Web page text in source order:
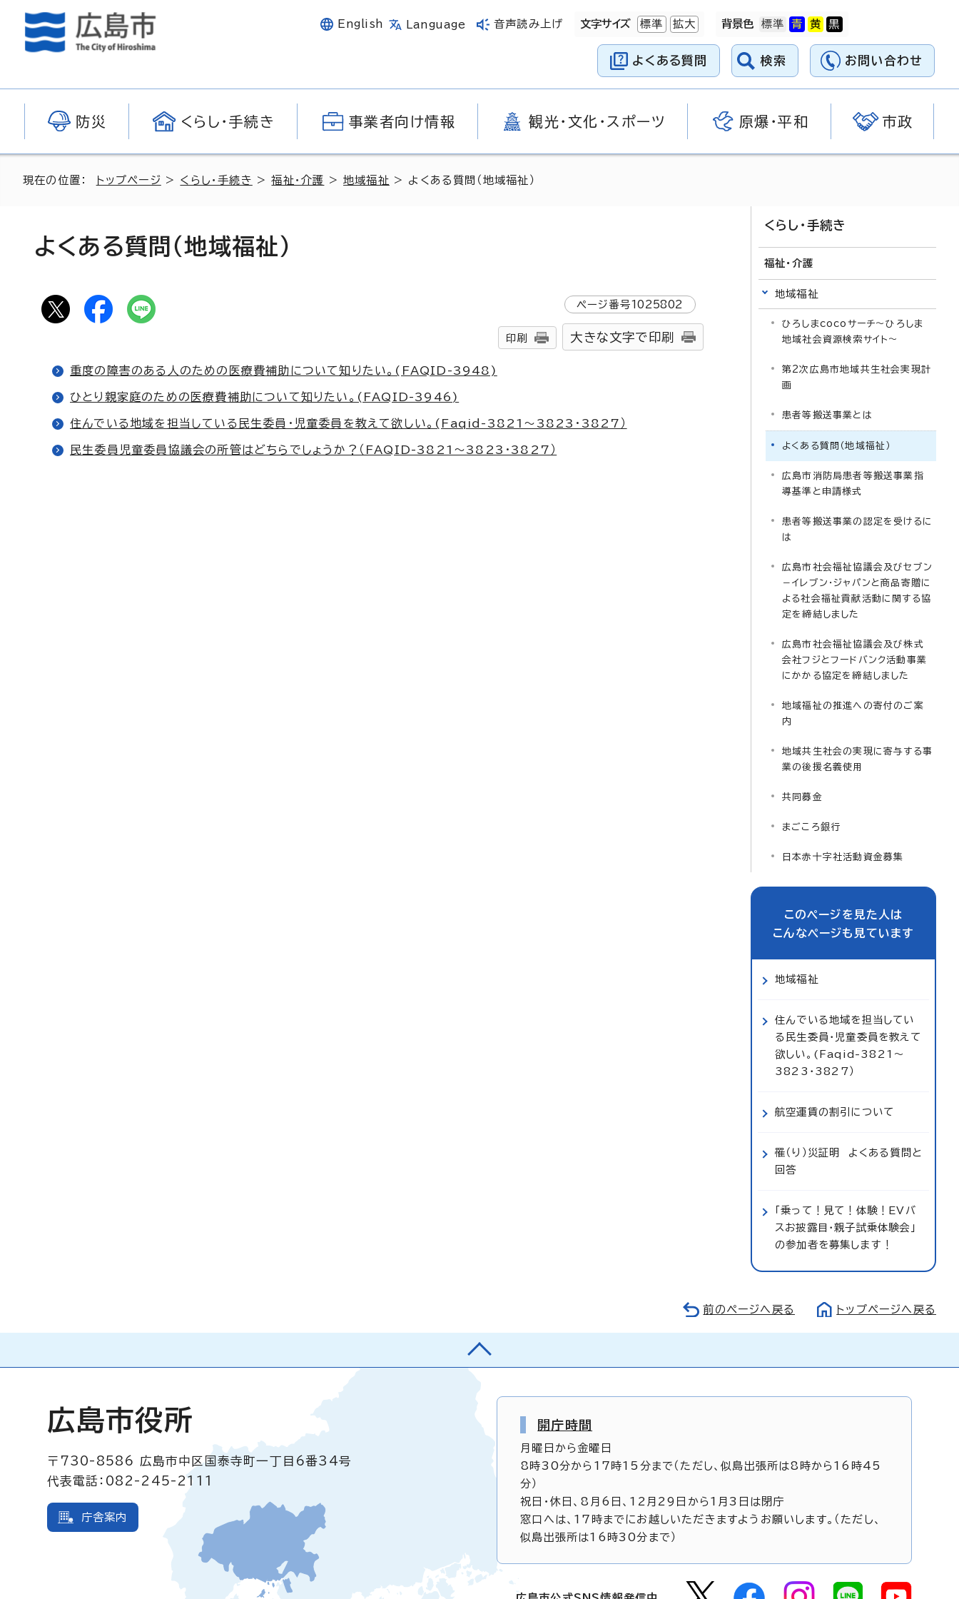
English Language 音声読み上げ 文字サイズ 標準 拡大 背景色
よくある質問 検索 お問い合わせ
防災 くらし・手続き 事業者向け情報 観光・文化・スポーツ 原爆・平和 市政
現在の位置： トップページ > くらし・手続き >福祉・介護 >地域福祉 > よくある質問（地域福祉）
よくある質問（地域福祉）
ページ番号1025802
印刷 大きな文字で印刷
重度の障害のある人のための医療費補助について知りたい。(FAQID-3948)
ひとり親家庭のための医療費補助について知りたい。(FAQID-3946)
住んでいる地域を担当している民生委員・児童委員を教えて欲しい。(Faqid-3821～3823・3827）
民生委員児童委員協議会の所管はどちらでしょうか？（FAQID-3821～3823・3827）
くらし・手続き
福祉・介護
地域福祉
ひろしまcocoサーチ～ひろしま
地域社会資源検索サイト～
第2次広島市地域共生社会実現計
画
患者等搬送事業とは
よくある質問（地域福祉）
広島市消防局患者等搬送事業指
導基準と申請様式
患者等搬送事業の認定を受けるに
は
広島市社会福祉協議会及びセブン
－イレブン・ジャパンと商品寄贈に
よる社会福祉貢献活動に関する協
定を締結しました
広島市社会福祉協議会及び株式
会社フジとフードバンク活動事業
にかかる協定を締結しました
地域福祉の推進への寄付のご案
内
地域共生社会の実現に寄与する事
業の後援名義使用
共同募金
まごころ銀行
日本赤十字社活動資金募集
このページを見た人は
こんなページも見ています
地域福祉
住んでいる地域を担当してい
る民生委員・児童委員を教えて
欲しい。(Faqid-3821～
3823・3827）
航空運賃の割引について
罹（り）災証明 よくある質問と
回答
「乗って！見て！体験！EVバ
スお披露目・親子試乗体験会」
の参加者を募集します！
前のページへ戻る トップページへ戻る
広島市役所
〒730-8586
広島市中区国泰寺町一丁目6番34号
代表電話：082-245-2111
庁舎案内
開庁時間
月曜日から金曜日
8時30分から17時15分まで（ただし、似島出張所は8時から16時45
分）
祝日・休日、8月6日、12月29日から1月3日は閉庁
窓口へは、17時までにお越しいただきますようお願いします。（ただし、
似島出張所は16時30分まで）